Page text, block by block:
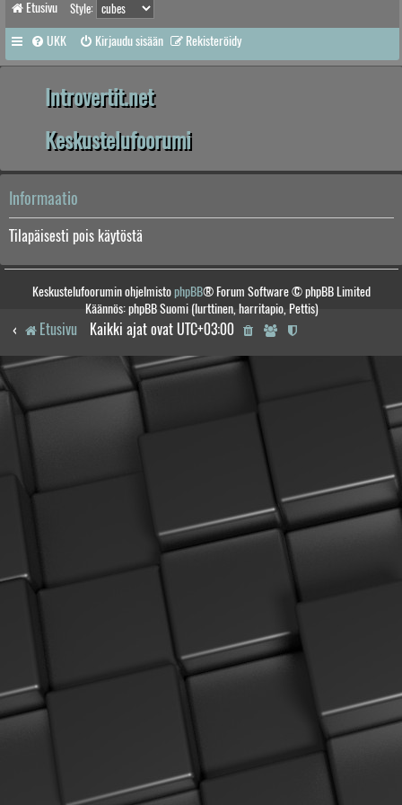
Etusivu Style:
UKK Kirjaudu sisään Rekisteröidy
Introvertit.net
Keskustelufoorumi
Informaatio
Tilapäisesti pois käytöstä
Keskustelufoorumin ohjelmistophpBB® Forum Software © phpBB Limited
Käännös: phpBB Suomi (lurttinen, harritapio, Pettis)
Etusivu Kaikki ajat ovat UTC+03:00